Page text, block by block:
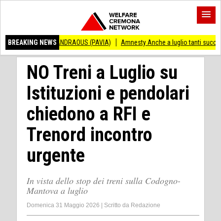
BREAKING NEWS
ANDRAOUS (PAVIA) Amnesty Anche a luglio tanti successi ed
NO Treni a Luglio su
Istituzioni e pendolari
chiedono a RFI e
Trenord incontro
urgente
In vista dello stop dei treni sulla Codogno-
Mantova a luglio
Domenica 31 Maggio 2026 Scritto da Redazione